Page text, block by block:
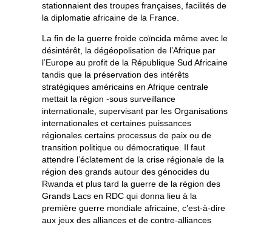
stationnaient des troupes françaises, facilités de
la diplomatie africaine de la France.
La fin de la guerre froide coïncida même avec le
désintérêt, la dégéopolisation de l’Afrique par
l’Europe au profit de la République Sud Africaine
tandis que la préservation des intérêts
stratégiques américains en Afrique centrale
mettait la région -sous surveillance
internationale, supervisant par les Organisations
internationales et certaines puissances
régionales certains processus de paix ou de
transition politique ou démocratique. Il faut
attendre l’éclatement de la crise régionale de la
région des grands autour des génocides du
Rwanda et plus tard la guerre de la région des
Grands Lacs en RDC qui donna lieu à la
première guerre mondiale africaine, c’est-à-dire
aux jeux des alliances et de contre-alliances